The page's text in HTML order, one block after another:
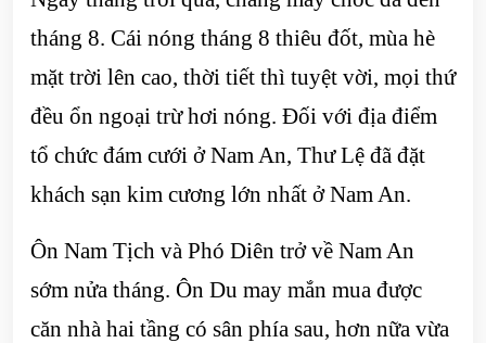
tháng 8. Cái nóng tháng 8 thiêu đốt, mùa hè
mặt trời lên cao, thời tiết thì tuyệt vời, mọi thứ
đều ổn ngoại trừ hơi nóng. Đối với địa điểm
tổ chức đám cưới ở Nam An, Thư Lệ đã đặt
khách sạn kim cương lớn nhất ở Nam An.
Ôn Nam Tịch và Phó Diên trở về Nam An
sớm nửa tháng. Ôn Du may mắn mua được
căn nhà hai tầng có sân phía sau, hơn nữa vừa